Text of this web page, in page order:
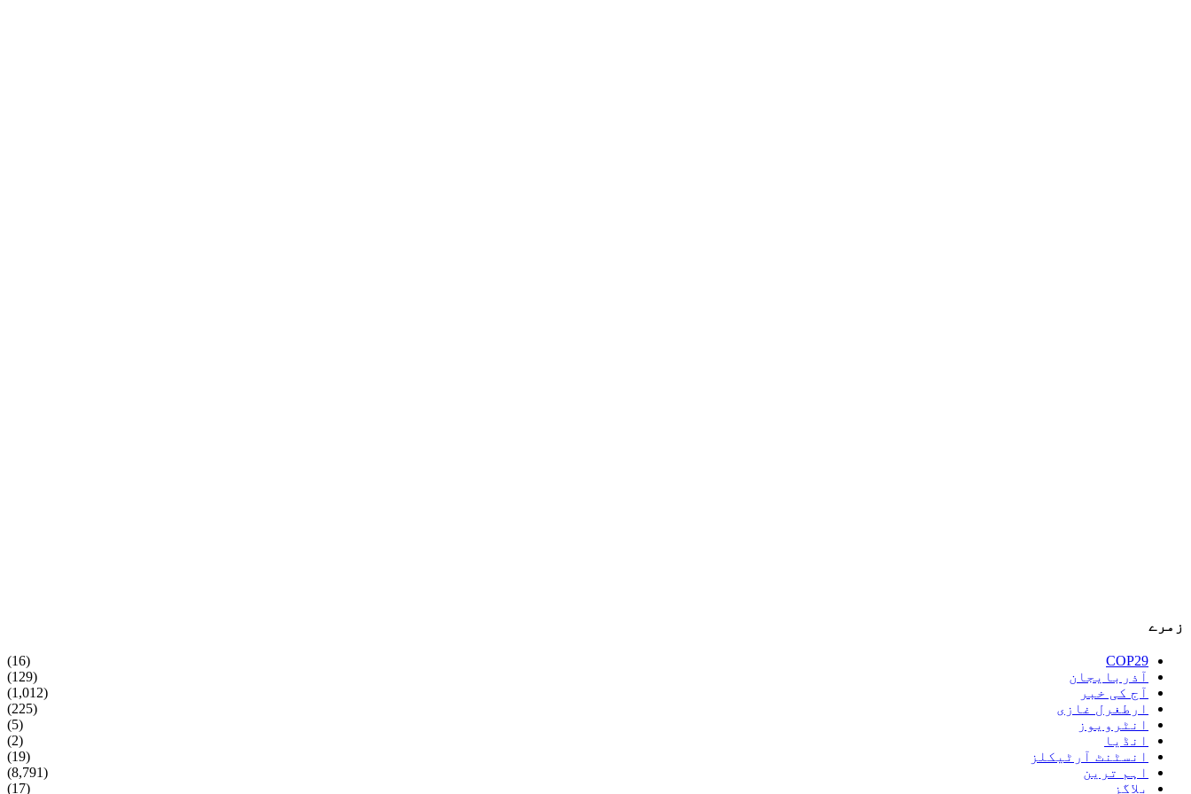
زمرے
COP29
(16)
آذربایجان
(129)
آج کی خبر
(1,012)
ارطغرل غازی
(225)
انٹرویوز
(5)
انڈیا
(2)
انسٹنٹ آرٹیکلز
(19)
اہم ترین
(8,791)
بلاگز
(17)